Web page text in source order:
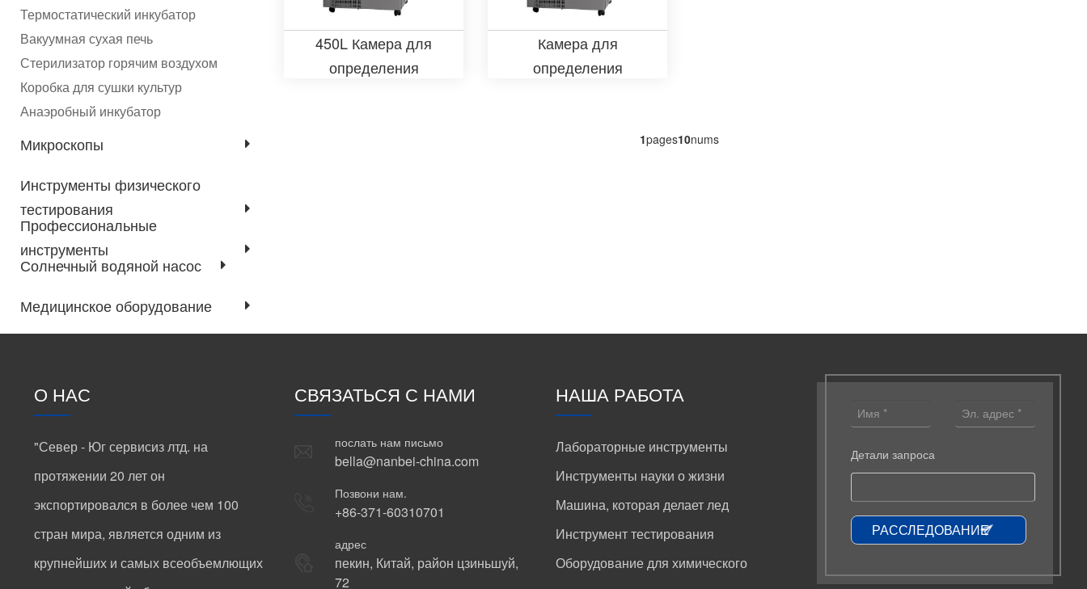
Термостатический инкубатор
Вакуумная сухая печь
Стерилизатор горячим воздухом
Коробка для сушки культур
Анаэробный инкубатор
Микроскопы
Инструменты физического
тестирования
Профессиональные
инструменты
Солнечный водяной насос
Медицинское оборудование
450L Камера для
определения
Камера для
определения
1pages10nums
О НАС
"Север - Юг сервисиз лтд. на
протяжении 20 лет он
экспортировался в более чем 100
стран мира, является одним из
крупнейших и самых всеобъемлющих
СВЯЗАТЬСЯ С НАМИ
послать нам письмо
bella@nanbei-china.com
Позвони нам.
+86-371-60310701
адрес
пекин, Китай, район цзиньшуй,
72
НАША РАБОТА
Лабораторные инструменты
Инструменты науки о жизни
Машина, которая делает лед
Инструмент тестирования
Оборудование для химического
Детали запроса
РАССЛЕДОВАНИЕ